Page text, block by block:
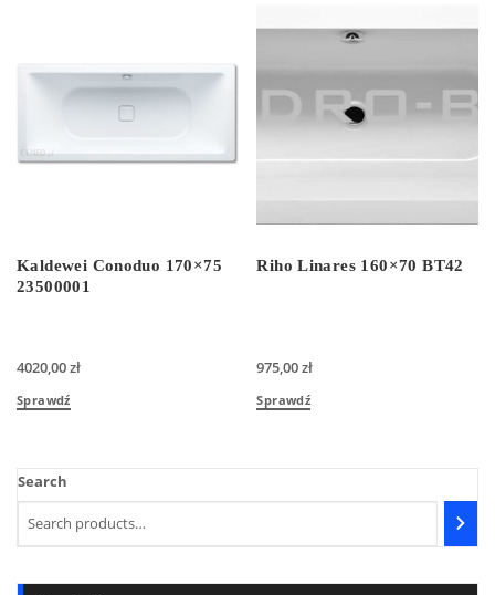
Kaldewei Conoduo 170×75
23500001
4020,00zł
Sprawdź
Riho Linares 160×70 BT42
975,00zł
Sprawdź
Search